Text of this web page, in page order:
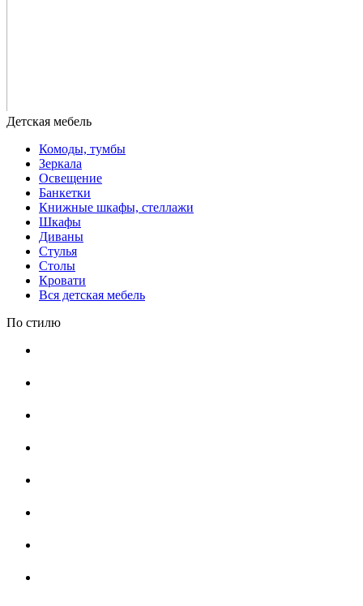
Комоды, тумбы
Зеркала
Освещение
Банкетки
Книжные шкафы, стеллажи
Шкафы
Диваны
Стулья
Столы
Кровати